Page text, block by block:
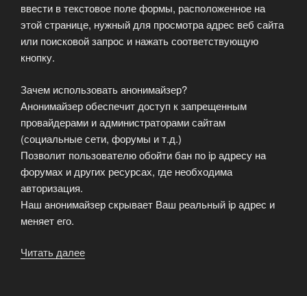
ввести в текстовое поле формы, расположенное на
этой странице, нужный для просмотра адрес веб сайта
или поисковой запрос и нажать соответствующую
кнопку.
Зачем использовать анонимайзер?
Анонимайзер обеспечит доступ к запрещенным
провайдерами и администраторами сайтам
(социальные сети, форумы и т.д.)
Позволит пользователю обойти бан по ip адресу на
форумах и других ресурсах, где необходима
авторизация.
Наш анонимайзер скрывает Ваш реальный ip адрес и
меняет его.
Читать далее